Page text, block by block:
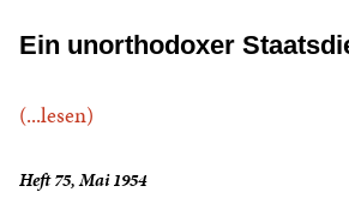
Ein unorthodoxer
(...lesen)
Heft 75, Mai 1954